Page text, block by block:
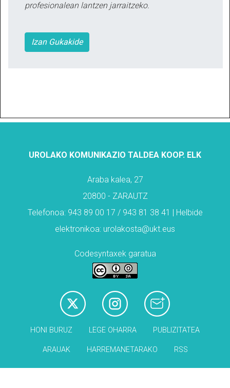
profesionalean lantzen jarraitzeko.
Izan Gukakide
UROLAKO KOMUNIKAZIO TALDEA KOOP. ELK
Araba kalea, 27
20800 - ZARAUTZ
Telefonoa: 943 89 00 17 / 943 81 38 41 | Helbide
elektronikoa: urolakosta@ukt.eus
Codesyntaxek garatua
HONI BURUZ LEGE OHARRA PUBLIZITATEA
ARAUAK HARREMANETARAKO RSS